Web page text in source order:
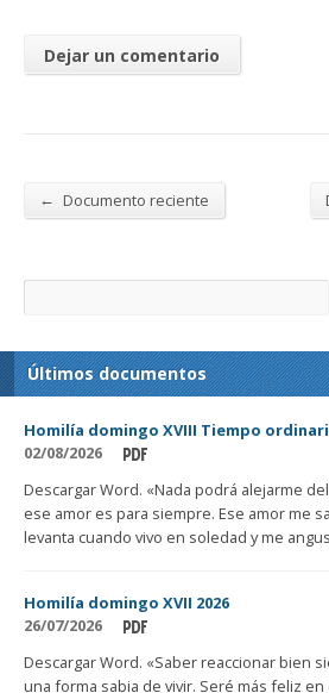
← Documento reciente
Buscar
Últimos documentos
Homilía domingo XVIII Tiempo
02/08/2026
Descargar Word. «Nada podrá alejarme
ese amor es para siempre. Ese amor me
levanta cuando vivo en soledad y me
Homilía domingo XVII 2026
26/07/2026
Descargar Word. «Saber reaccionar bien
una forma sabia de vivir. Seré más feliz